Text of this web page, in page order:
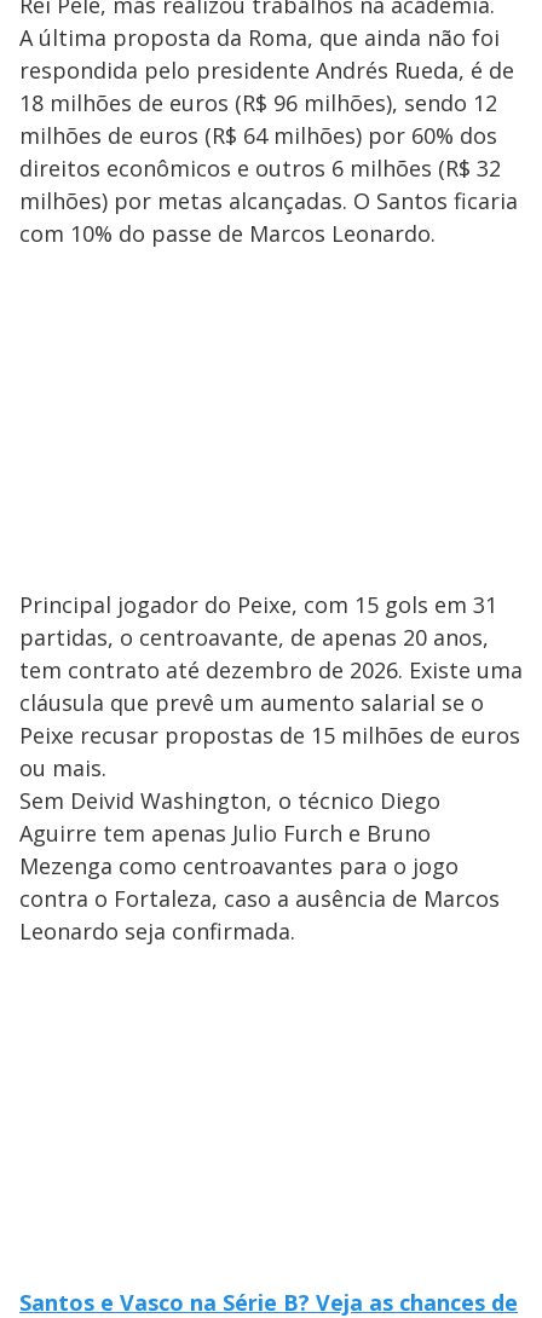
A última proposta da Roma, que ainda não foi
respondida pelo presidente Andrés Rueda, é de
18 milhões de euros (R$ 96 milhões), sendo 12
milhões de euros (R$ 64 milhões) por 60% dos
direitos econômicos e outros 6 milhões (R$ 32
milhões) por metas alcançadas. O Santos ficaria
com 10% do passe de Marcos Leonardo.
Principal jogador do Peixe, com 15 gols em 31
partidas, o centroavante, de apenas 20 anos,
tem contrato até dezembro de 2026. Existe uma
cláusula que prevê um aumento salarial se o
Peixe recusar propostas de 15 milhões de euros
ou mais.
Sem Deivid Washington, o técnico Diego
Aguirre tem apenas Julio Furch e Bruno
Mezenga como centroavantes para o jogo
contra o Fortaleza, caso a ausência de Marcos
Leonardo seja confirmada.
Santos e Vasco na Série B? Veja as chances de